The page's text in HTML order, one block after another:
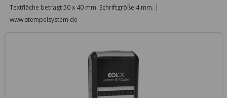
Textfläche beträgt 50 x 40 mm. Schriftgröße 4 mm. |
www.stempelsystem.de